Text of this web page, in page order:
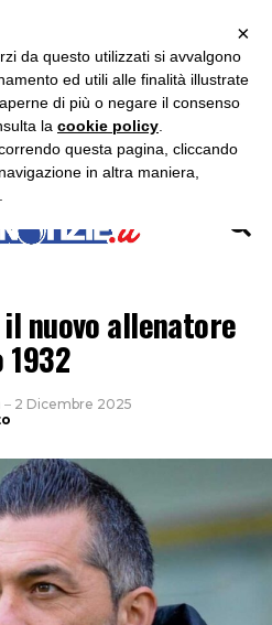
il nuovo allenatore
– 2 Dicembre 2025
×
da questo utilizzati si avvalgono
ed utili alle finalità illustrate
di più o negare il consenso
la cookie policy
questa pagina, cliccando
in altra maniera,